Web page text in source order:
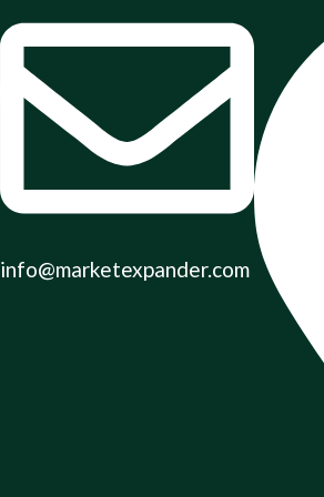
info@marketexpander.com